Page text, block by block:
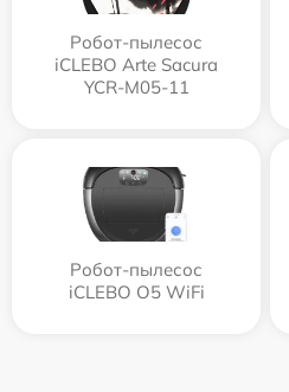
Робот-пылесос
iCLEBO Arte Sacura
YCR-M05-11
Робот-пылесос
iCLEBO O5 WiFi